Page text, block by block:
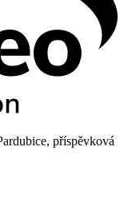
příspěvková